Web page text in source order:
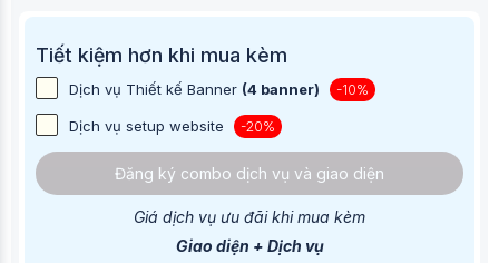
Tiết kiệm hơn khi mua kèm
Dịch vụ Thiết kế Banner (4 banner) -10%
Dịch vụ setup website -20%
Đăng ký combo dịch vụ và giao diện
Giá dịch vụ ưu đãi khi mua kèm
Giao diện + Dịch vụ